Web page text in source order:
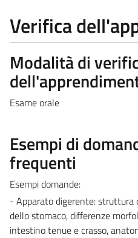
Verifica
Modalità di
Esame orale
Esempi di
frequenti
Esempi domande:
- Apparato digerente: struttura
dello stomaco, differenze
intestino tenue e crasso,